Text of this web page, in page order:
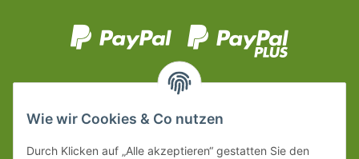
Wie wir Cookies & Co nutzen
Durch Klicken auf „Alle akzeptieren“ gestatten Sie den